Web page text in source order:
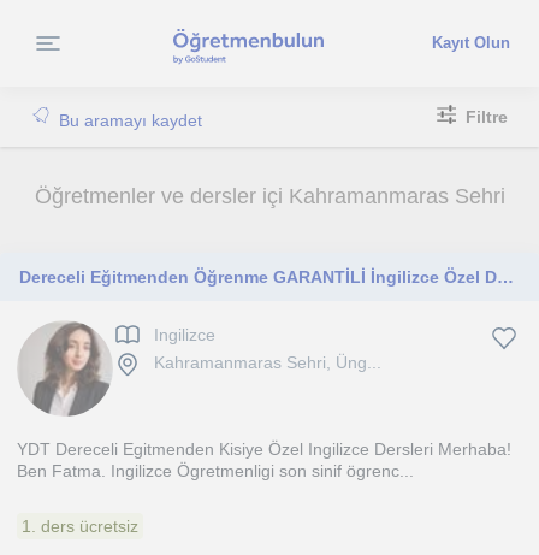
Kayıt Olun
Bu aramayı kaydet Filtre
Öğretmenler ve dersler içi Kahramanmaras Sehri
Dereceli Eğitmenden Öğrenme GARANTİLİ İngilizce Özel Ders
Ingilizce
Kahramanmaras Sehri, Üng...
YDT Dereceli Egitmenden Kisiye Özel Ingilizce Dersleri Merhaba!
Ben Fatma. Ingilizce Ögretmenligi son sinif ögrenc...
1. ders ücretsiz